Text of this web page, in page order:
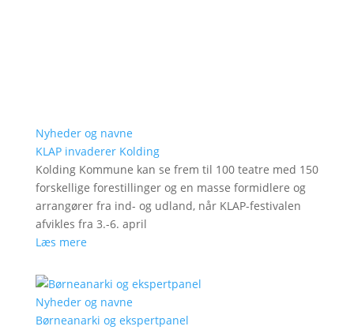
Nyheder og navne
KLAP invaderer Kolding
Kolding Kommune kan se frem til 100 teatre med 150
forskellige forestillinger og en masse formidlere og
arrangører fra ind- og udland, når KLAP-festivalen
afvikles fra 3.-6. april
Læs mere
Nyheder og navne
Børneanarki og ekspertpanel